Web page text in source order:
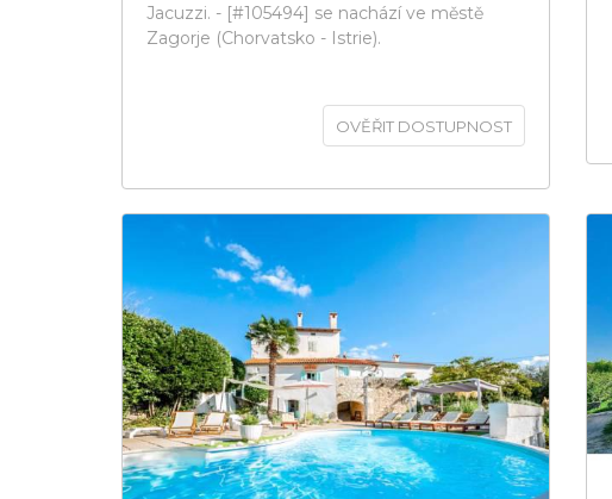
Jacuzzi. - [#105494] se nachází ve městě
Zagorje (Chorvatsko - Istrie).
OVĚŘIT DOSTUPNOST